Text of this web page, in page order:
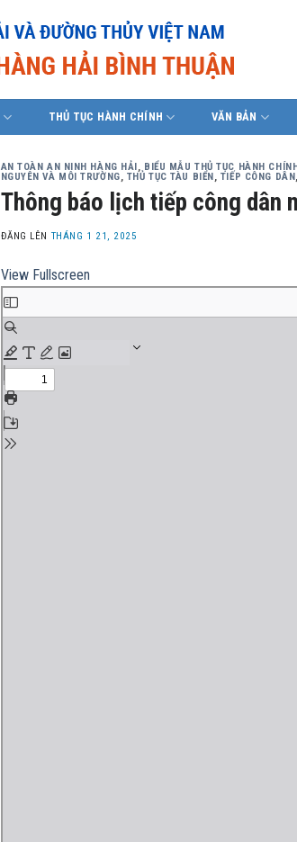
THỦ TỤC HÀNH CHÍNH VĂN BẢN
AN TOÀN AN NINH HÀNG HẢI, BIỂU MẪU THỦ TỤC HÀNH
NGUYÊN VÀ MÔI TRƯỜNG, THỦ TỤC TÀU BIỂN, TIẾP CÔNG DÂN
Thông báo lịch tiếp công dân
ĐĂNG LÊN THÁNG 1 21, 2025
View Fullscreen